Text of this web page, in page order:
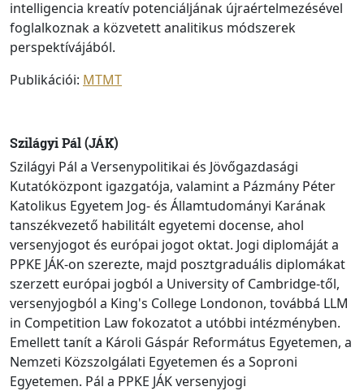
intelligencia kreatív potenciáljának újraértelmezésével
foglalkoznak a közvetett analitikus módszerek
perspektívájából.
Publikációi: MTMT
Szilágyi Pál (JÁK)
Szilágyi Pál a Versenypolitikai és Jövőgazdasági
Kutatóközpont igazgatója, valamint a Pázmány Péter
Katolikus Egyetem Jog- és Államtudományi Karának
tanszékvezető habilitált egyetemi docense, ahol
versenyjogot és európai jogot oktat. Jogi diplomáját a
PPKE JÁK-on szerezte, majd posztgraduális diplomákat
szerzett európai jogból a University of Cambridge-től,
versenyjogból a King's College Londonon, továbbá LLM
in Competition Law fokozatot a utóbbi intézményben.
Emellett tanít a Károli Gáspár Református Egyetemen, a
Nemzeti Közszolgálati Egyetemen és a Soproni
Egyetemen. Pál a PPKE JÁK versenyjogi